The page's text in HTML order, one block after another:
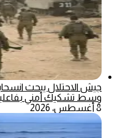
جيش الاحتلال يبحث
وسط تشكيك أمني
8 أغسطس، 2026